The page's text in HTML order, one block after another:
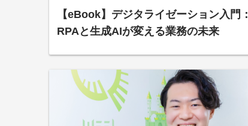
【eBook】デジタライゼーション入門：
RPAと生成AIが変える業務の未来